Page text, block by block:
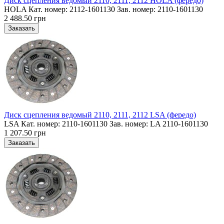
HOLA Кат. номер: 2112-1601130 Зав. номер: 2110-1601130
2 488.50 грн
Диск сцепления ведомый 2110, 2111, 2112 LSA (фередо)
LSA Кат. номер: 2110-1601130 Зав. номер: LA 2110-1601130
1 207.50 грн